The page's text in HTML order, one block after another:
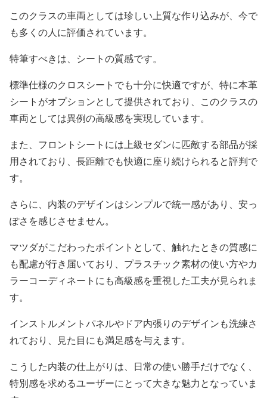
このクラスの車両としては珍しい上質な作り込みが、今で
も多くの人に評価されています。
特筆すべきは、シートの質感です。
標準仕様のクロスシートでも十分に快適ですが、特に本革
シートがオプションとして提供されており、このクラスの
車両としては異例の高級感を実現しています。
また、フロントシートには上級セダンに匹敵する部品が採
用されており、長距離でも快適に座り続けられると評判で
す。
さらに、内装のデザインはシンプルで統一感があり、安っ
ぽさを感じさせません。
マツダがこだわったポイントとして、触れたときの質感に
も配慮が行き届いており、プラスチック素材の使い方やカ
ラーコーディネートにも高級感を重視した工夫が見られま
す。
インストルメントパネルやドア内張りのデザインも洗練さ
れており、見た目にも満足感を与えます。
こうした内装の仕上がりは、日常の使い勝手だけでなく、
特別感を求めるユーザーにとって大きな魅力となっていま